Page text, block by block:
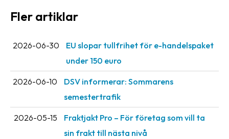
Kundtjänst
Om
företaget
Om
Fraktjakt
Fler artiklar
2026-06-30
EU slopar tullfrihet för e-handelspaket
under 150 euro
2026-06-10
DSV informerar: Sommarens
semestertrafik
2026-05-15
Fraktjakt Pro – För företag som vill ta
sin frakt till nästa nivå